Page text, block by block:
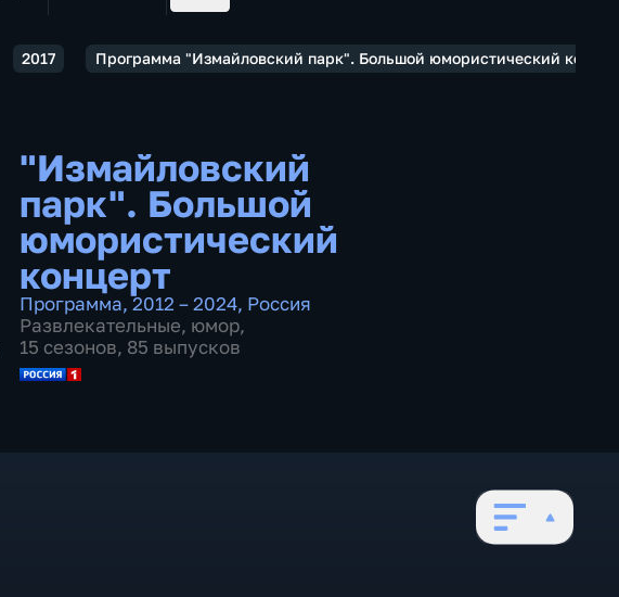
2017 Программа "Измайловский парк". Большой юмористический
"Измайловский
парк". Большой
юмористический
концерт
Программа, 2012 – 2024, Россия
Развлекательные, юмор,
15 сезонов, 85 выпусков